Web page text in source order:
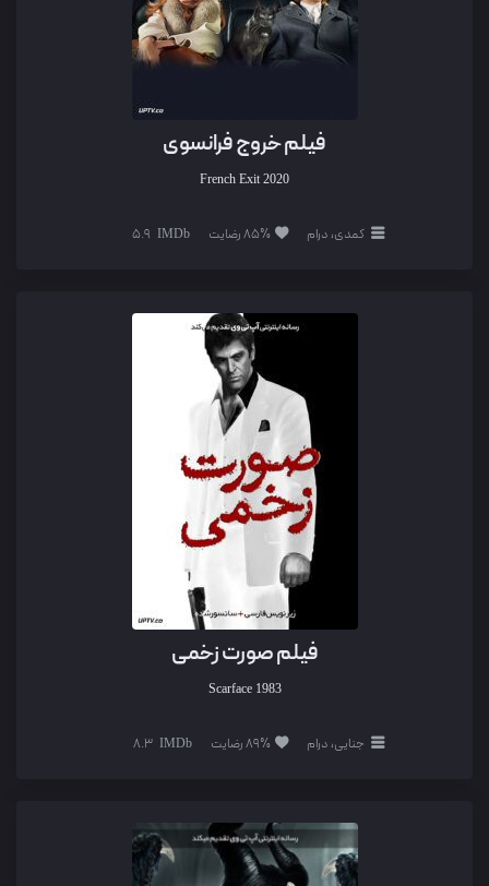
فیلم خروج فرانسوی
French Exit 2020
کمدی، درام 85% رضایت
فیلم صورت زخمی
Scarface 1983
جنایی، درام 89% رضایت 8.3